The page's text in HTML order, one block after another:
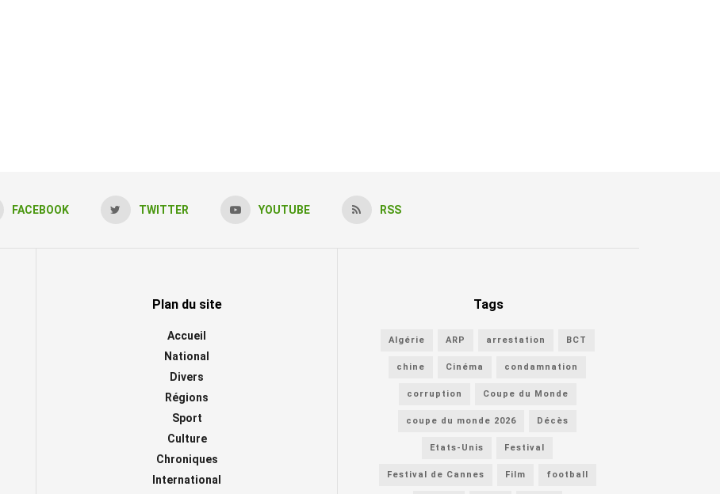
FACEBOOK TWITTER YOUTUBE RSS
Plan du site
Accueil
National
Divers
Régions
Sport
Culture
Chroniques
International
Tags
Algérie ARP arrestation BCT
chine Cinéma condamnation
corruption Coupe du Monde
coupe du monde 2026 Décès
Etats-Unis Festival
Festival de Cannes Film football